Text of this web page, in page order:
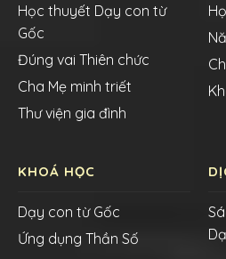
Học thuyết Dạy con từ
Gốc
Đúng vai Thiên chức
Cha Mẹ minh triết
Thư viện gia đình
KHOÁ HỌC
Dạy con từ Gốc
Ứng dụng Thần Số